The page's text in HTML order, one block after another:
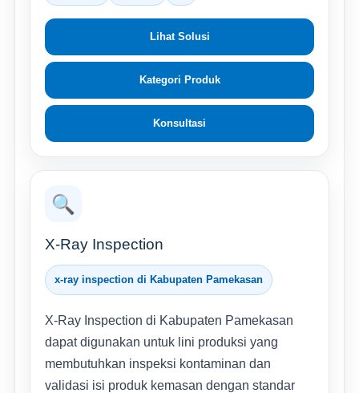
Lihat Solusi
Kategori Produk
Konsultasi
🔍
X-Ray Inspection
x-ray inspection di Kabupaten Pamekasan
X-Ray Inspection di Kabupaten Pamekasan
dapat digunakan untuk lini produksi yang
membutuhkan inspeksi kontaminan dan
validasi isi produk kemasan dengan standar